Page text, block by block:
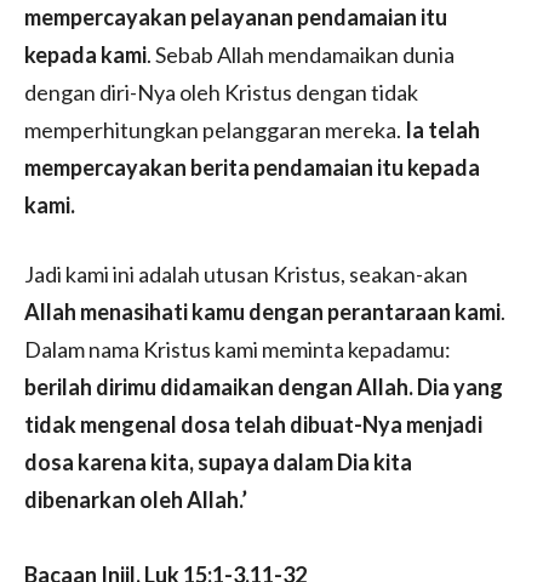
mempercayakan pelayanan pendamaian itu
kepada kami. Sebab Allah mendamaikan dunia
dengan diri-Nya oleh Kristus dengan tidak
memperhitungkan pelanggaran mereka. Ia telah
mempercayakan berita pendamaian itu kepada
kami.
Jadi kami ini adalah utusan Kristus, seakan-akan
Allah menasihati kamu dengan perantaraan kami.
Dalam nama Kristus kami meminta kepadamu:
berilah dirimu didamaikan dengan Allah. Dia yang
tidak mengenal dosa telah dibuat-Nya menjadi
dosa karena kita, supaya dalam Dia kita
dibenarkan oleh Allah.’
Bacaan Injil, Luk 15:1-3.11-32